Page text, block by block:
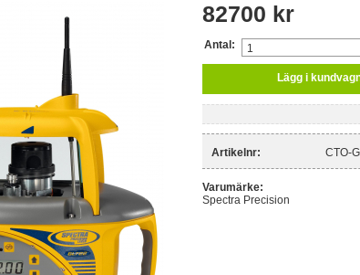
82700 kr
Antal:
Lägg i
Artikelnr: CTO-
Varumärke:
Spectra Precision